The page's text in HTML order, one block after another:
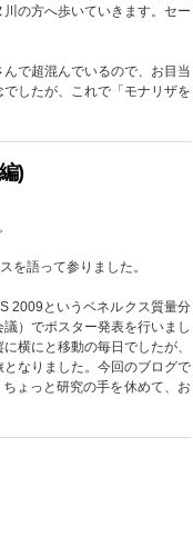
の方へ歩いていきます。セー
で超混んでいるので、お目当
したが、これで「モナリザを
)
を語って参りました。
2009というベネルクス質量分
）でポスター発表を行いまし
横にと移動の毎日でしたが、
なりました。今回のブログで
ょっと研究の手を休めて、お